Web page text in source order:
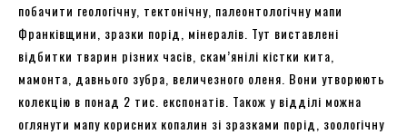
побачити геологічну, тектонічну, палеонтологічну мапи
Франківщини, зразки порід, мінералів. Тут виставлені
відбитки тварин різних часів, скам’янілі кістки кита,
мамонта, давнього зубра, величезного оленя. Вони утворюють
колекцію в понад 2 тис. експонатів. Також у відділі можна
оглянути мапу корисних копалин зі зразками порід, зоологічну